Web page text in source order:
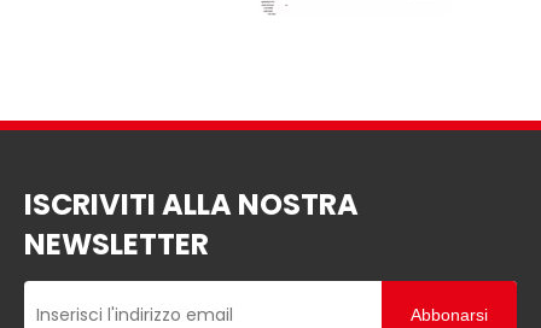
ISCRIVITI ALLA NOSTRA
NEWSLETTER
Abbonarsi